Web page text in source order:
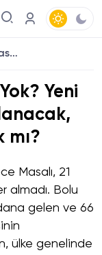
Bir Gece Masalı Neden Yok? Yeni Bölüm Ne Zaman Yayınlanacak, Bu Akşam Yayınlanacak mı?
Yeni
mı?
Masalı, 21
almadı. Bolu
gelen ve 66
ülke genelinde